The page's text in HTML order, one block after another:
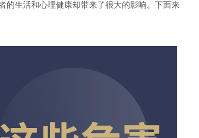
的生活和心理健康却带来了很大的影响。下面来